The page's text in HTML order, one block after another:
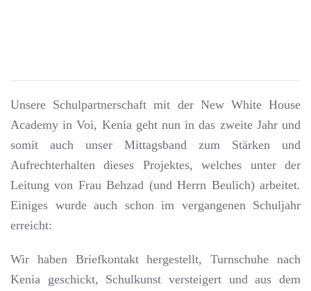
Unsere Schulpartnerschaft mit der New White House
Academy in Voi, Kenia geht nun in das zweite Jahr und
somit auch unser Mittagsband zum Stärken und
Aufrechterhalten dieses Projektes, welches unter der
Leitung von Frau Behzad (und Herrn Beulich) arbeitet.
Einiges wurde auch schon im vergangenen Schuljahr
erreicht:
Wir haben Briefkontakt hergestellt, Turnschuhe nach
Kenia geschickt, Schulkunst versteigert und aus dem